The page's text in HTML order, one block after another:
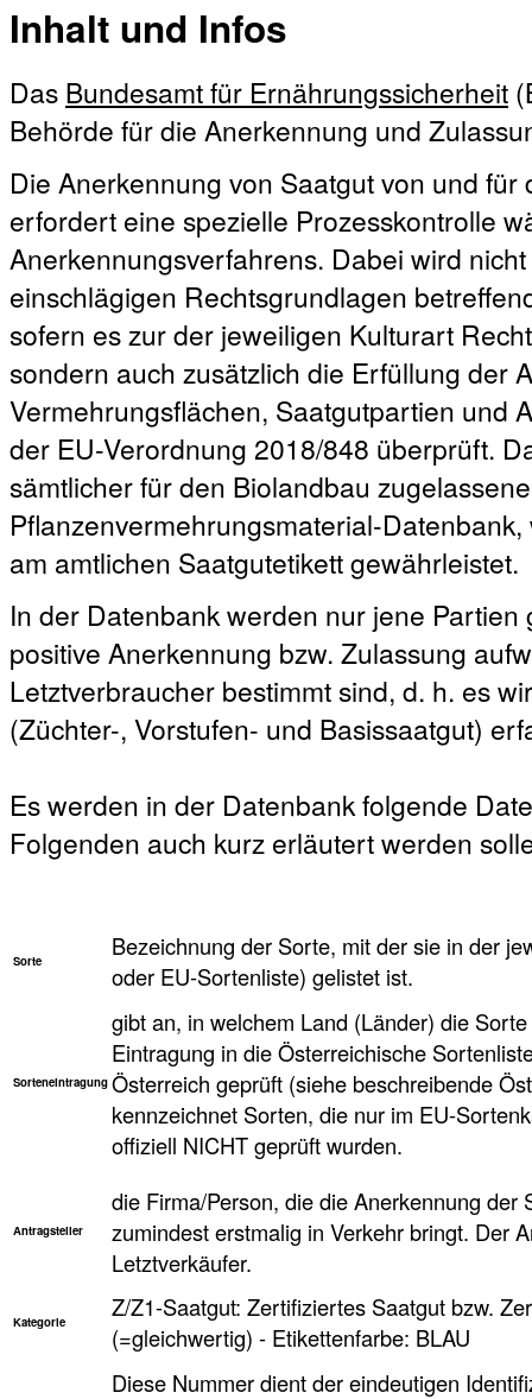
Inhalt und Infos
Das Bundesamt für Ernährungssicherheit
Behörde für die Anerkennung und
Die Anerkennung von Saatgut von und
erfordert eine spezielle Prozesskontrolle
Anerkennungsverfahrens. Dabei wird
einschlägigen Rechtsgrundlagen
sofern es zur der jeweiligen Kulturart
sondern auch zusätzlich die Erfüllung der
Vermehrungsflächen, Saatgutpartien und
der EU-Verordnung 2018/848 überprüft.
sämtlicher für den Biolandbau
Pflanzenvermehrungsmaterial-
am amtlichen Saatgutetikett gewährleistet.
In der Datenbank werden nur jene
positive Anerkennung bzw. Zulassung
Letztverbraucher bestimmt sind, d. h. es
(Züchter-, Vorstufen- und Basissaatgut)
Es werden in der Datenbank folgende
Folgenden auch kurz erläutert werden
Sorte
Bezeichnung der Sorte, mit der sie in der
oder EU-Sortenliste) gelistet ist.
Sorteneintragung
gibt an, in welchem Land (Länder) die
Eintragung in die Österreichische
Österreich geprüft (siehe beschreibende
kennzeichnet Sorten, die nur im EU-
offiziell NICHT geprüft wurden.
Antragsteller
die Firma/Person, die die Anerkennung
zumindest erstmalig in Verkehr bringt. Der
Letztverkäufer.
Kategorie
Z/Z1-Saatgut: Zertifiziertes Saatgut bzw.
(=gleichwertig) - Etikettenfarbe: BLAU
Diese Nummer dient der eindeutigen